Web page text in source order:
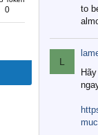
0
to
L